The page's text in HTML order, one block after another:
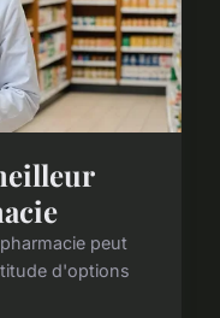
peut
d'options